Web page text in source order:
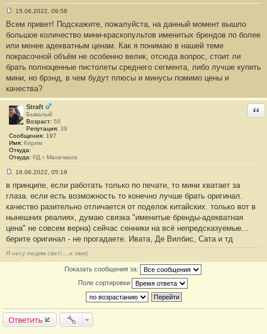
о
б
щ
н
и
#
1
15.06.2022, 09:58
Всем привет! Подскажите, пожалуйста, на данный момент вышло
большое количество мини-краскопультов именитых брендов по более
или менее адекватным ценам. Как я понимаю в нашей теме
покрасочной объём не особенно велик, отсюда вопрос, стоит ли
брать полноценные пистолеты среднего сегмента, либо лучше купить
мини, но брэнд, в чем будут плюсы и минусы помимо цены и
качества?
Straft
Бывалый
Возраст: 56
Репутация: 39
Сообщения: 197
Имя: Керим
Откуда:
Откуда: РД г Махачкала
о
б
щ
н
и
#
2
16.06.2022, 05:19
в принципе, если работать только по печати, то мини хватает за
глаза. если есть возможность то конечно лучше брать оригинал.
качество разительно отличается от поделок китайских. только вот в
нынешних реалиях, думаю связка "именитые бренды-адекватная
цена" не совсем верна) сейчас сенники на всё непредсказуемые...
берите оригинал - не прогадаете. Ивата, Де Вилбис, Сата и тд
Я несу людям свет!....и звук)
Показать сообщения за:
Поле сортировки
Ответить